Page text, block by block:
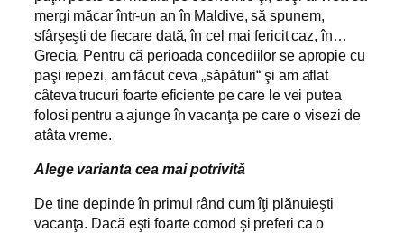
mergi măcar într-un an în Maldive, să spunem,
sfârşeşti de fiecare dată, în cel mai fericit caz, în…
Grecia. Pentru că perioada concediilor se apropie cu
paşi repezi, am făcut ceva „săpături“ şi am aflat
câteva trucuri foarte eficiente pe care le vei putea
folosi pentru a ajunge în vacanţa pe care o visezi de
atâta vreme.
Alege varianta cea mai potrivită
De tine depinde în primul rând cum îţi plănuieşti
vacanţa. Dacă eşti foarte comod şi preferi ca o